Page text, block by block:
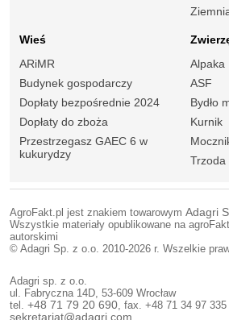
Wieś
ARiMR
Budynek gospodarczy
Dopłaty bezpośrednie 2024
Dopłaty do zboża
Przestrzegasz GAEC 6 w
kukurydzy
Alpaka
ASF
Bydło
Kurnik
Trzoda
AgroFakt.pl jest znakiem towarowym Adagri
Wszystkie materiały opublikowane na
autorskimi
© Adagri Sp. z o.o. 2010-2026 r. Wszelkie
Adagri sp. z o.o.
ul. Fabryczna 14D, 53-609 Wrocław
tel. +48 71 79 20 690, fax. +48 71 34 97 335
sekretariat@adagri.com